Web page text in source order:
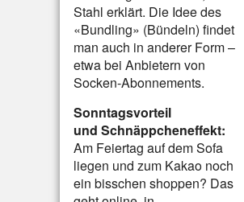
Stahl erklärt. Die Idee des
«Bundling» (Bündeln) findet
man auch in anderer Form –
etwa bei Anbietern von
Socken-Abonnements.
Sonntagsvorteil
und Schnäppcheneffekt:
Am Feiertag auf dem Sofa
liegen und zum Kakao noch
ein bisschen shoppen? Das